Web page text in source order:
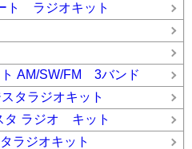
ト ラジオキット
ト AM/SW/FM 3バンド
タラジオキット
タ ラジオ キット
ラジオキット